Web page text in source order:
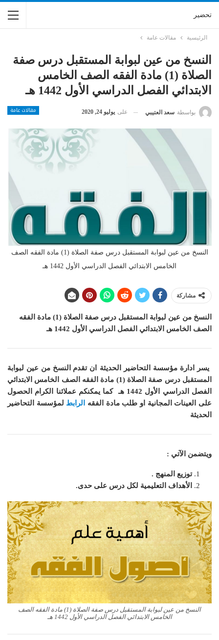
تحضير
الرئيسية مقالات عامة
النسخ من عين لبوابة المستقبل درس صفة
الصلاة (1) مادة الفقه الصف الخامس
الابتدائي الفصل الدراسي الأول 1442 هـ
مقالات عامة بواسطة سعد العتيبي على يوليو 24, 2020
النسخ من عين لبوابة المستقبل درس صفة الصلاة (1) مادة الفقه الصف
الخامس الابتدائي الفصل الدراسي الأول 1442 هـ
مشاركة
النسخ من عين لبوابة المستقبل درس صفة الصلاة (1)
مادة الفقه
الصف الخامس الابتدائي الفصل الدراسي الأول 1442 هـ
يسر ادارة مؤسسة التحاضير الحديثة ان تقدم النسخ من عين لبوابة
المستقبل درس صفة الصلاة (1) مادة الفقه الصف الخامس الابتدائي
الفصل الدراسي الأول 1442 هـ
كما يمكنكم عملائنا الكرام الحصول
على العينات المجانية او طلب مادة
الفقه الرابط لمؤسسة التحاضير
الحديثة
ويتضمن الآتي :
توزيع المنهج .
الأهداف التعليمية لكل درس على حدى.
النسخ من عين لبوابة المستقبل درس صفة الصلاة (1) مادة الفقه الصف
الخامس الابتدائي الفصل الدراسي الأول 1442 هـ